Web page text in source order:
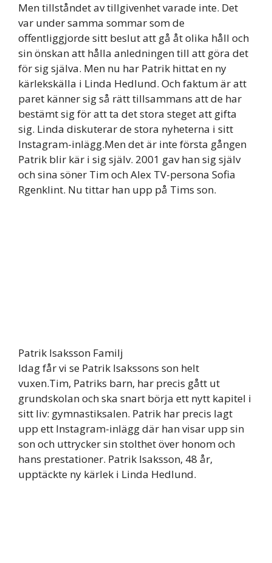
Men tillståndet av tillgivenhet varade inte. Det
var under samma sommar som de
offentliggjorde sitt beslut att gå åt olika håll och
sin önskan att hålla anledningen till att göra det
för sig själva. Men nu har Patrik hittat en ny
kärlekskälla i Linda Hedlund. Och faktum är att
paret känner sig så rätt tillsammans att de har
bestämt sig för att ta det stora steget att gifta
sig. Linda diskuterar de stora nyheterna i sitt
Instagram-inlägg.Men det är inte första gången
Patrik blir kär i sig själv. 2001 gav han sig själv
och sina söner Tim och Alex TV-persona Sofia
Rgenklint. Nu tittar han upp på Tims son.
Patrik Isaksson Familj
Idag får vi se Patrik Isakssons son helt
vuxen.Tim, Patriks barn, har precis gått ut
grundskolan och ska snart börja ett nytt kapitel i
sitt liv: gymnastiksalen. Patrik har precis lagt
upp ett Instagram-inlägg där han visar upp sin
son och uttrycker sin stolthet över honom och
hans prestationer. Patrik Isaksson, 48 år,
upptäckte ny kärlek i Linda Hedlund.